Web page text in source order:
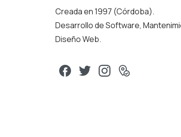
Creada en 1997 (Córdoba).
Desarrollo de Software,
Diseño Web.